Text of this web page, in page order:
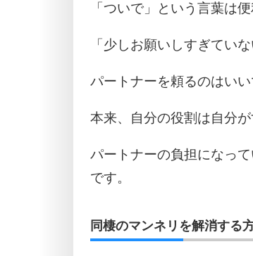
「ついで」という言葉は
「少しお願いしすぎてい
パートナーを頼るのはい
本来、自分の役割は自分が
パートナーの負担になっ
です。
同棲のマンネリを解消する